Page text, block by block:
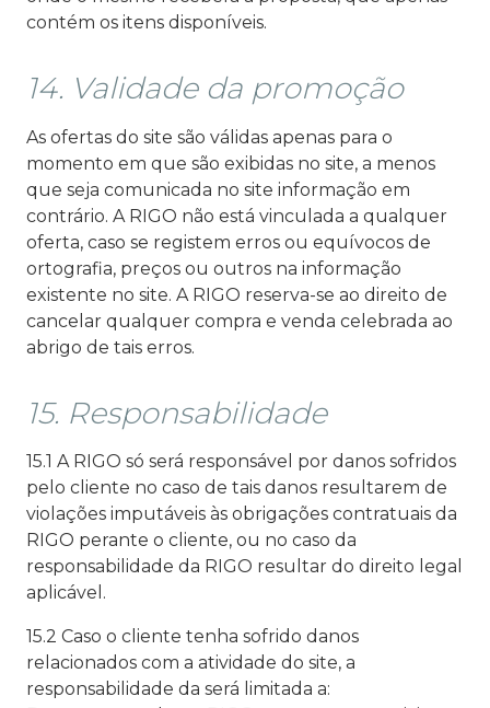
contém os itens disponíveis.
14. Validade da promoção
As ofertas do site são válidas apenas para o
momento em que são exibidas no site, a menos
que seja comunicada no site informação em
contrário. A RIGO não está vinculada a qualquer
oferta, caso se registem erros ou equívocos de
ortografia, preços ou outros na informação
existente no site. A RIGO reserva-se ao direito de
cancelar qualquer compra e venda celebrada ao
abrigo de tais erros.
15. Responsabilidade
15.1 A RIGO só será responsável por danos sofridos
pelo cliente no caso de tais danos resultarem de
violações imputáveis às obrigações contratuais da
RIGO perante o cliente, ou no caso da
responsabilidade da RIGO resultar do direito legal
aplicável.
15.2 Caso o cliente tenha sofrido danos
relacionados com a atividade do site, a
responsabilidade da será limitada a: